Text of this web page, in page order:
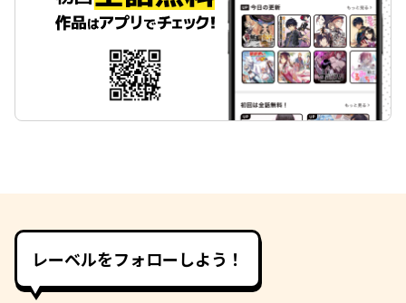
レーベルをフォローしよう！